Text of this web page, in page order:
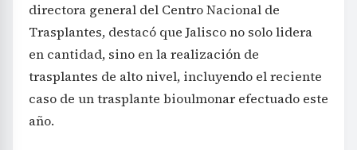
directora general del Centro Nacional de
Trasplantes, destacó que Jalisco no solo lidera
en cantidad, sino en la realización de
trasplantes de alto nivel, incluyendo el reciente
caso de un trasplante bioulmonar efectuado este
año.